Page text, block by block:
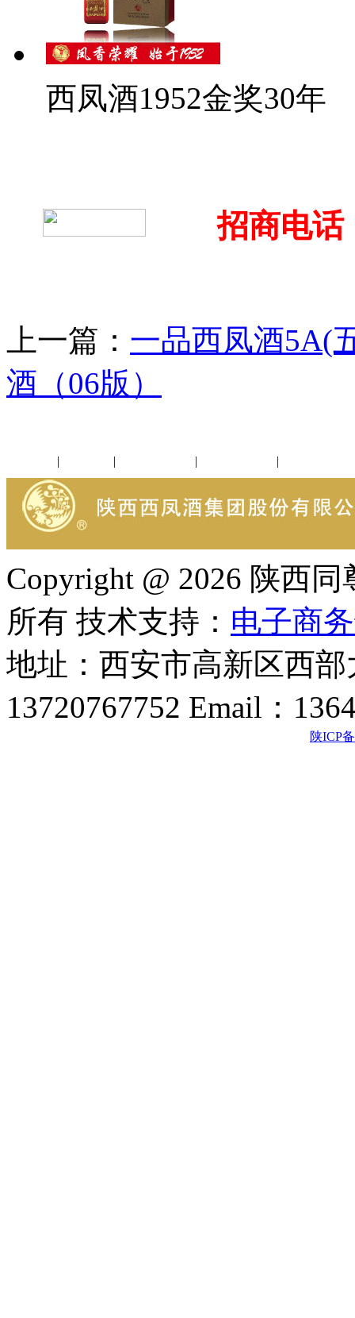
西凤酒1952金奖30年
招商电话
上一篇： 一品西凤酒5A(
酒（06版）
| | | |
Copyright @ 2026 陕西
所有 技术支持： 电子商
地址：西安市高新区西
13720767752 Email：
陕ICP